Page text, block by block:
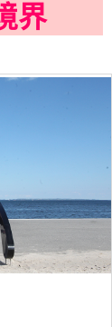
界